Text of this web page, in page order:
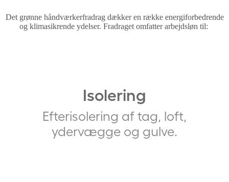
Det grønne håndværkerfradrag dækker en række energiforbedrende
og klimasikrende ydelser. Fradraget omfatter arbejdsløn til:
Isolering
Efterisolering af tag, loft,
ydervægge og gulve.